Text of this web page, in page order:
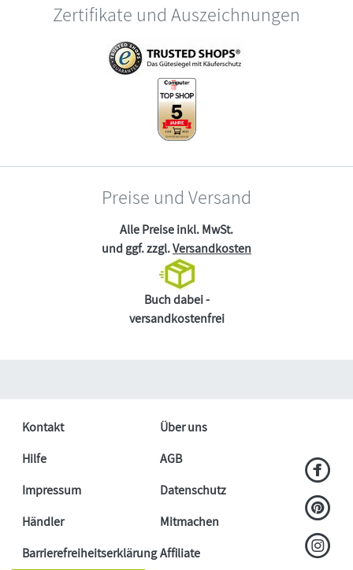
Zertifikate und Auszeichnungen
Preise und Versand
Alle Preise inkl. MwSt.
und ggf. zzgl.Versandkosten
Buch dabei -
versandkostenfrei
Kontakt
Über uns
Hilfe
AGB
Impressum
Datenschutz
Händler
Mitmachen
BarrierefreiheitserklärungAffiliate